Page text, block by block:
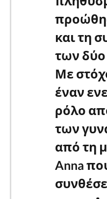
και τη
των
Με
έναν
ρόλο
των
από τη
Anna